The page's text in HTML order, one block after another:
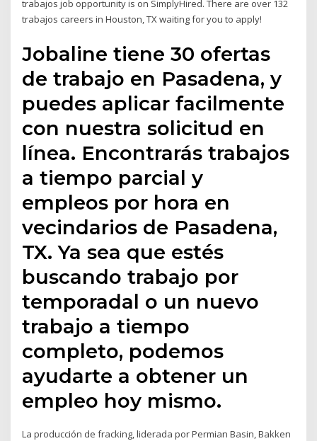
trabajos job opportunity is on SimplyHired. There are over 132
trabajos careers in Houston, TX waiting for you to apply!
Jobaline tiene 30 ofertas
de trabajo en Pasadena, y
puedes aplicar facilmente
con nuestra solicitud en
línea. Encontrarás trabajos
a tiempo parcial y
empleos por hora en
vecindarios de Pasadena,
TX. Ya sea que estés
buscando trabajo por
temporadal o un nuevo
trabajo a tiempo
completo, podemos
ayudarte a obtener un
empleo hoy mismo.
La producción de fracking, liderada por Permian Basin, Bakken